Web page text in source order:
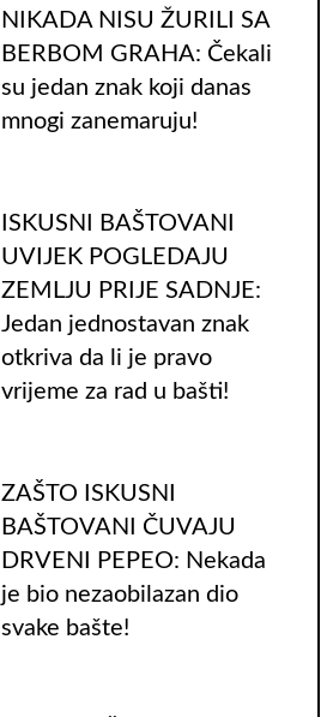
NIKADA NISU ŽURILI SA
BERBOM GRAHA: Čekali
su jedan znak koji danas
mnogi zanemaruju!
ISKUSNI BAŠTOVANI
UVIJEK POGLEDAJU
ZEMLJU PRIJE SADNJE:
Jedan jednostavan znak
otkriva da li je pravo
vrijeme za rad u bašti!
ZAŠTO ISKUSNI
BAŠTOVANI ČUVAJU
DRVENI PEPEO: Nekada
je bio nezaobilazan dio
svake bašte!